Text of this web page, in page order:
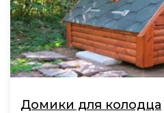
Домики для колодца